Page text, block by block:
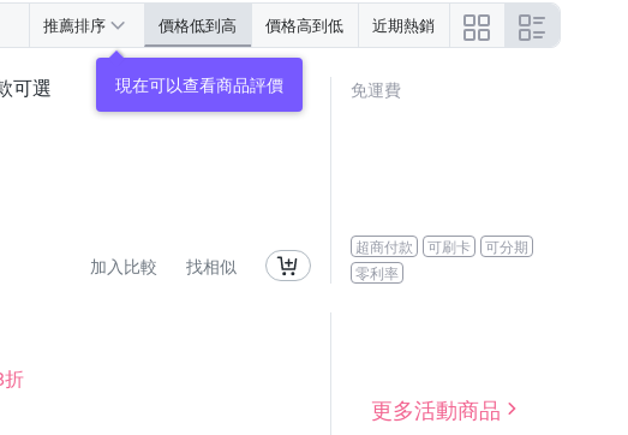
推薦排序 價格低到高 價格高到低 近期熱銷
現在可以查看商品評價
可選
加入比較 找相似
免運費
超商付款 可刷卡
可分期
零利率
折
更多活動商品